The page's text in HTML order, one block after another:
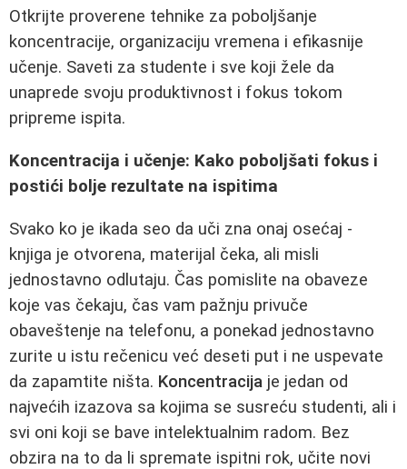
Otkrijte proverene tehnike za poboljšanje
koncentracije, organizaciju vremena i efikasnije
učenje. Saveti za studente i sve koji žele da
unaprede svoju produktivnost i fokus tokom
pripreme ispita.
Koncentracija i učenje: Kako poboljšati fokus i
postići bolje rezultate na ispitima
Svako ko je ikada seo da uči zna onaj osećaj -
knjiga je otvorena, materijal čeka, ali misli
jednostavno odlutaju. Čas pomislite na obaveze
koje vas čekaju, čas vam pažnju privuče
obaveštenje na telefonu, a ponekad jednostavno
zurite u istu rečenicu već deseti put i ne uspevate
da zapamtite ništa. Koncentracija je jedan od
najvećih izazova sa kojima se susreću studenti, ali i
svi oni koji se bave intelektualnim radom. Bez
obzira na to da li spremate ispitni rok, učite novi